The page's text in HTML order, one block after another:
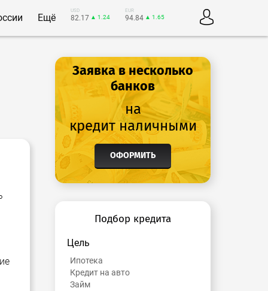
Ещё
USD
82.17 ▲ 1.24
EUR
94.84 ▲ 1.65
Заявка в несколько
банков
на
кредит наличными
ОФОРМИТЬ
Подбор кредита
Цель
Ипотека
Кредит на авто
Займ